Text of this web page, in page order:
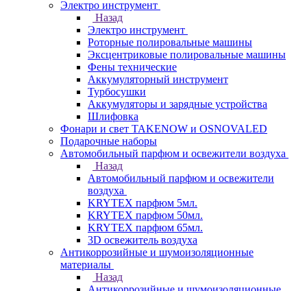
Электро инструмент
Назад
Электро инструмент
Роторные полировальные машины
Эксцентриковые полировальные машины
Фены технические
Аккумуляторный инструмент
Турбосушки
Аккумуляторы и зарядные устройства
Шлифовка
Фонари и свет TAKENOW и OSNOVALED
Подарочные наборы
Автомобильный парфюм и освежители воздуха
Назад
Автомобильный парфюм и освежители
воздуха
KRYTEX парфюм 5мл.
KRYTEX парфюм 50мл.
KRYTEX парфюм 65мл.
3D освежитель воздуха
Антикоррозийные и шумоизоляционные
материалы
Назад